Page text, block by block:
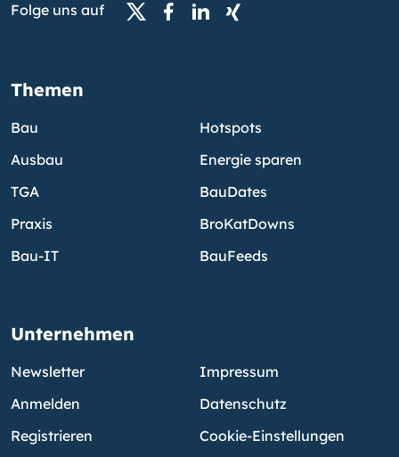
Folge uns auf
Themen
Bau
Ausbau
TGA
Praxis
Bau-IT
Hotspots
Energie sparen
BauDates
BroKatDowns
BauFeeds
Unternehmen
Newsletter
Anmelden
Registrieren
Impressum
Datenschutz
Cookie-Einstellungen